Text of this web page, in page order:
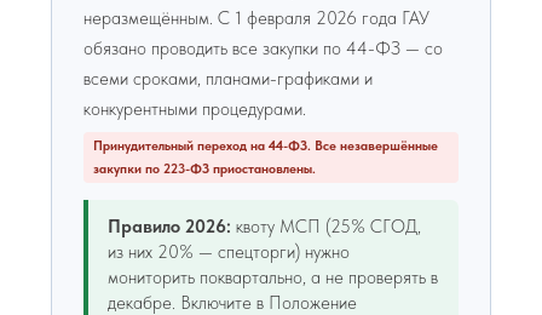
неразмещённым. С 1 февраля 2026 года ГАУ
обязано проводить все закупки по 44-ФЗ — со
всеми сроками, планами-графиками и
конкурентными процедурами.
Принудительный переход на 44-ФЗ. Все незавершённые
закупки по 223-ФЗ приостановлены.
Правило 2026: квоту МСП (25% СГОД,
из них 20% — спецторги) нужно
мониторить поквартально, а не проверять в
декабре. Включите в Положение